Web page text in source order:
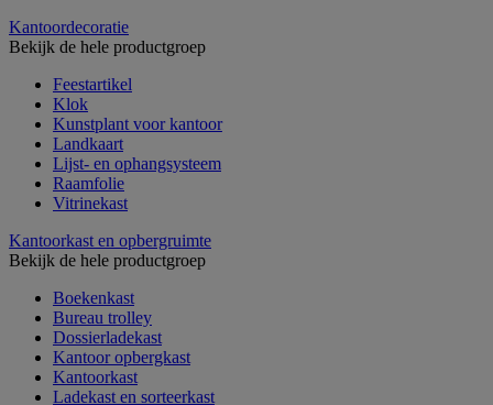
Kantoordecoratie
Bekijk de hele productgroep
Feestartikel
Klok
Kunstplant voor kantoor
Landkaart
Lijst- en ophangsysteem
Raamfolie
Vitrinekast
Kantoorkast en opbergruimte
Bekijk de hele productgroep
Boekenkast
Bureau trolley
Dossierladekast
Kantoor opbergkast
Kantoorkast
Ladekast en sorteerkast